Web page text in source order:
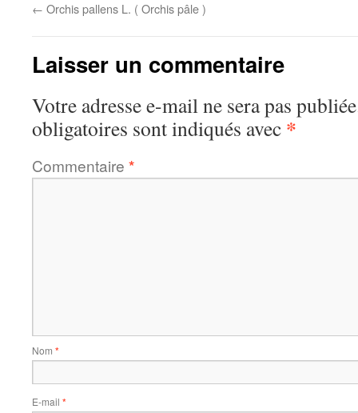
← Orchis pallens L. ( Orchis pâle )
Laisser un commentaire
Votre adresse e-mail ne sera pas
obligatoires sont indiqués avec *
Commentaire *
Nom *
E-mail *